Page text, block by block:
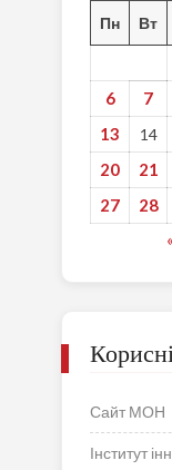
Пн Вт
6 7
13 14
20 21
27 28
Сайт МОН
Інститут